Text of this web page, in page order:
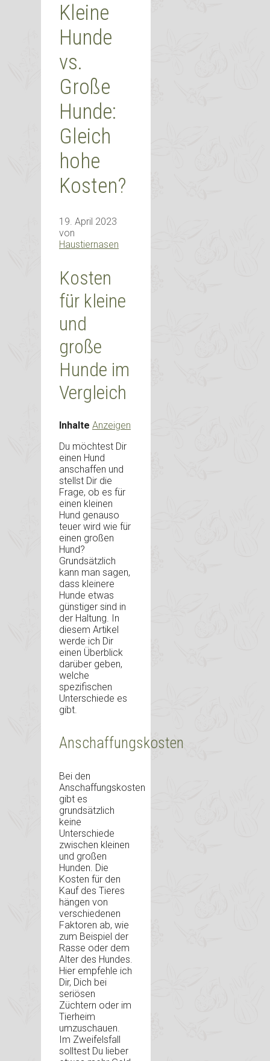
Kleine
Hunde
vs.
Große
Hunde:
Gleich
hohe
Kosten?
19. April 2023
von
Haustiernasen
Kosten
für kleine
und
große
Hunde im
Vergleich
Inhalte Anzeigen
Du möchtest Dir
einen Hund
anschaffen und
stellst Dir die
Frage, ob es für
einen kleinen
Hund genauso
teuer wird wie für
einen großen
Hund?
Grundsätzlich
kann man sagen,
dass kleinere
Hunde etwas
günstiger sind in
der Haltung. In
diesem Artikel
werde ich Dir
einen Überblick
darüber geben,
welche
spezifischen
Unterschiede es
gibt.
Anschaffungskosten
Bei den
Anschaffungskosten
gibt es
grundsätzlich
keine
Unterschiede
zwischen kleinen
und großen
Hunden. Die
Kosten für den
Kauf des Tieres
hängen von
verschiedenen
Faktoren ab, wie
zum Beispiel der
Rasse oder dem
Alter des Hundes.
Hier empfehle ich
Dir, Dich bei
seriösen
Züchtern oder im
Tierheim
umzuschauen.
Im Zweifelsfall
solltest Du lieber